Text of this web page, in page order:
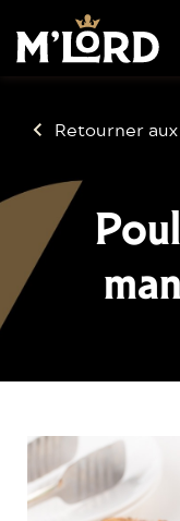
Retourner